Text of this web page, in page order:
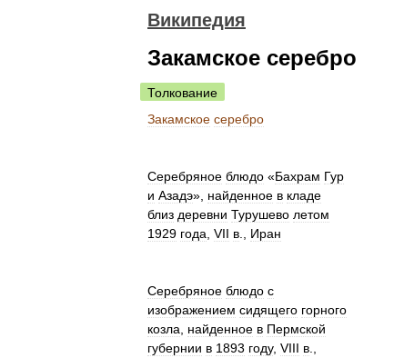
Википедия
Закамское серебро
Толкование
Закамское серебро
Серебряное блюдо «Бахрам Гур
и Азадэ», найденное в кладе
близ деревни Турушево летом
1929 года VII в Иран
Серебряное блюдо с
изображением сидящего горного
козла
найденное в Пермской
губернии в 1893 году, VIII в